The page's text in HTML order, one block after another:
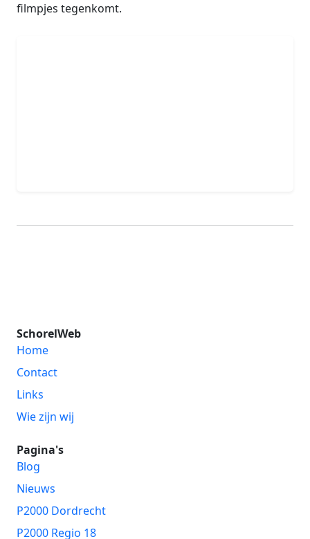
filmpjes tegenkomt.
SchorelWeb
Home
Contact
Links
Wie zijn wij
Pagina's
Blog
Nieuws
P2000 Dordrecht
P2000 Regio 18